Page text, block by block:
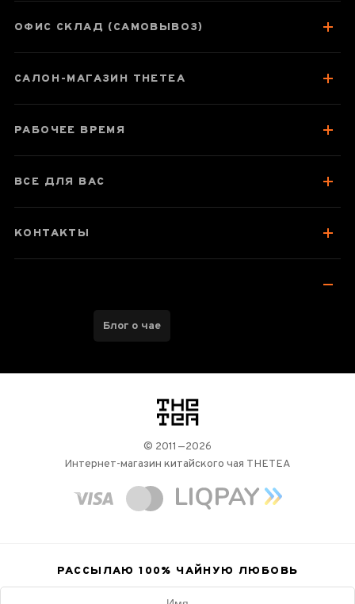
Паспорт товара
ОФИС СКЛАД (САМОВЫВОЗ)
САЛОН-МАГАЗИН THETEA
РАБОЧЕЕ ВРЕМЯ
ВСЕ ДЛЯ ВАС
КОНТАКТЫ
Блог о чае
логотип
© 2011—2026
Интернет-магазин китайского чая THETEA
РАССЫЛАЮ 100% ЧАЙНУЮ ЛЮБОВЬ